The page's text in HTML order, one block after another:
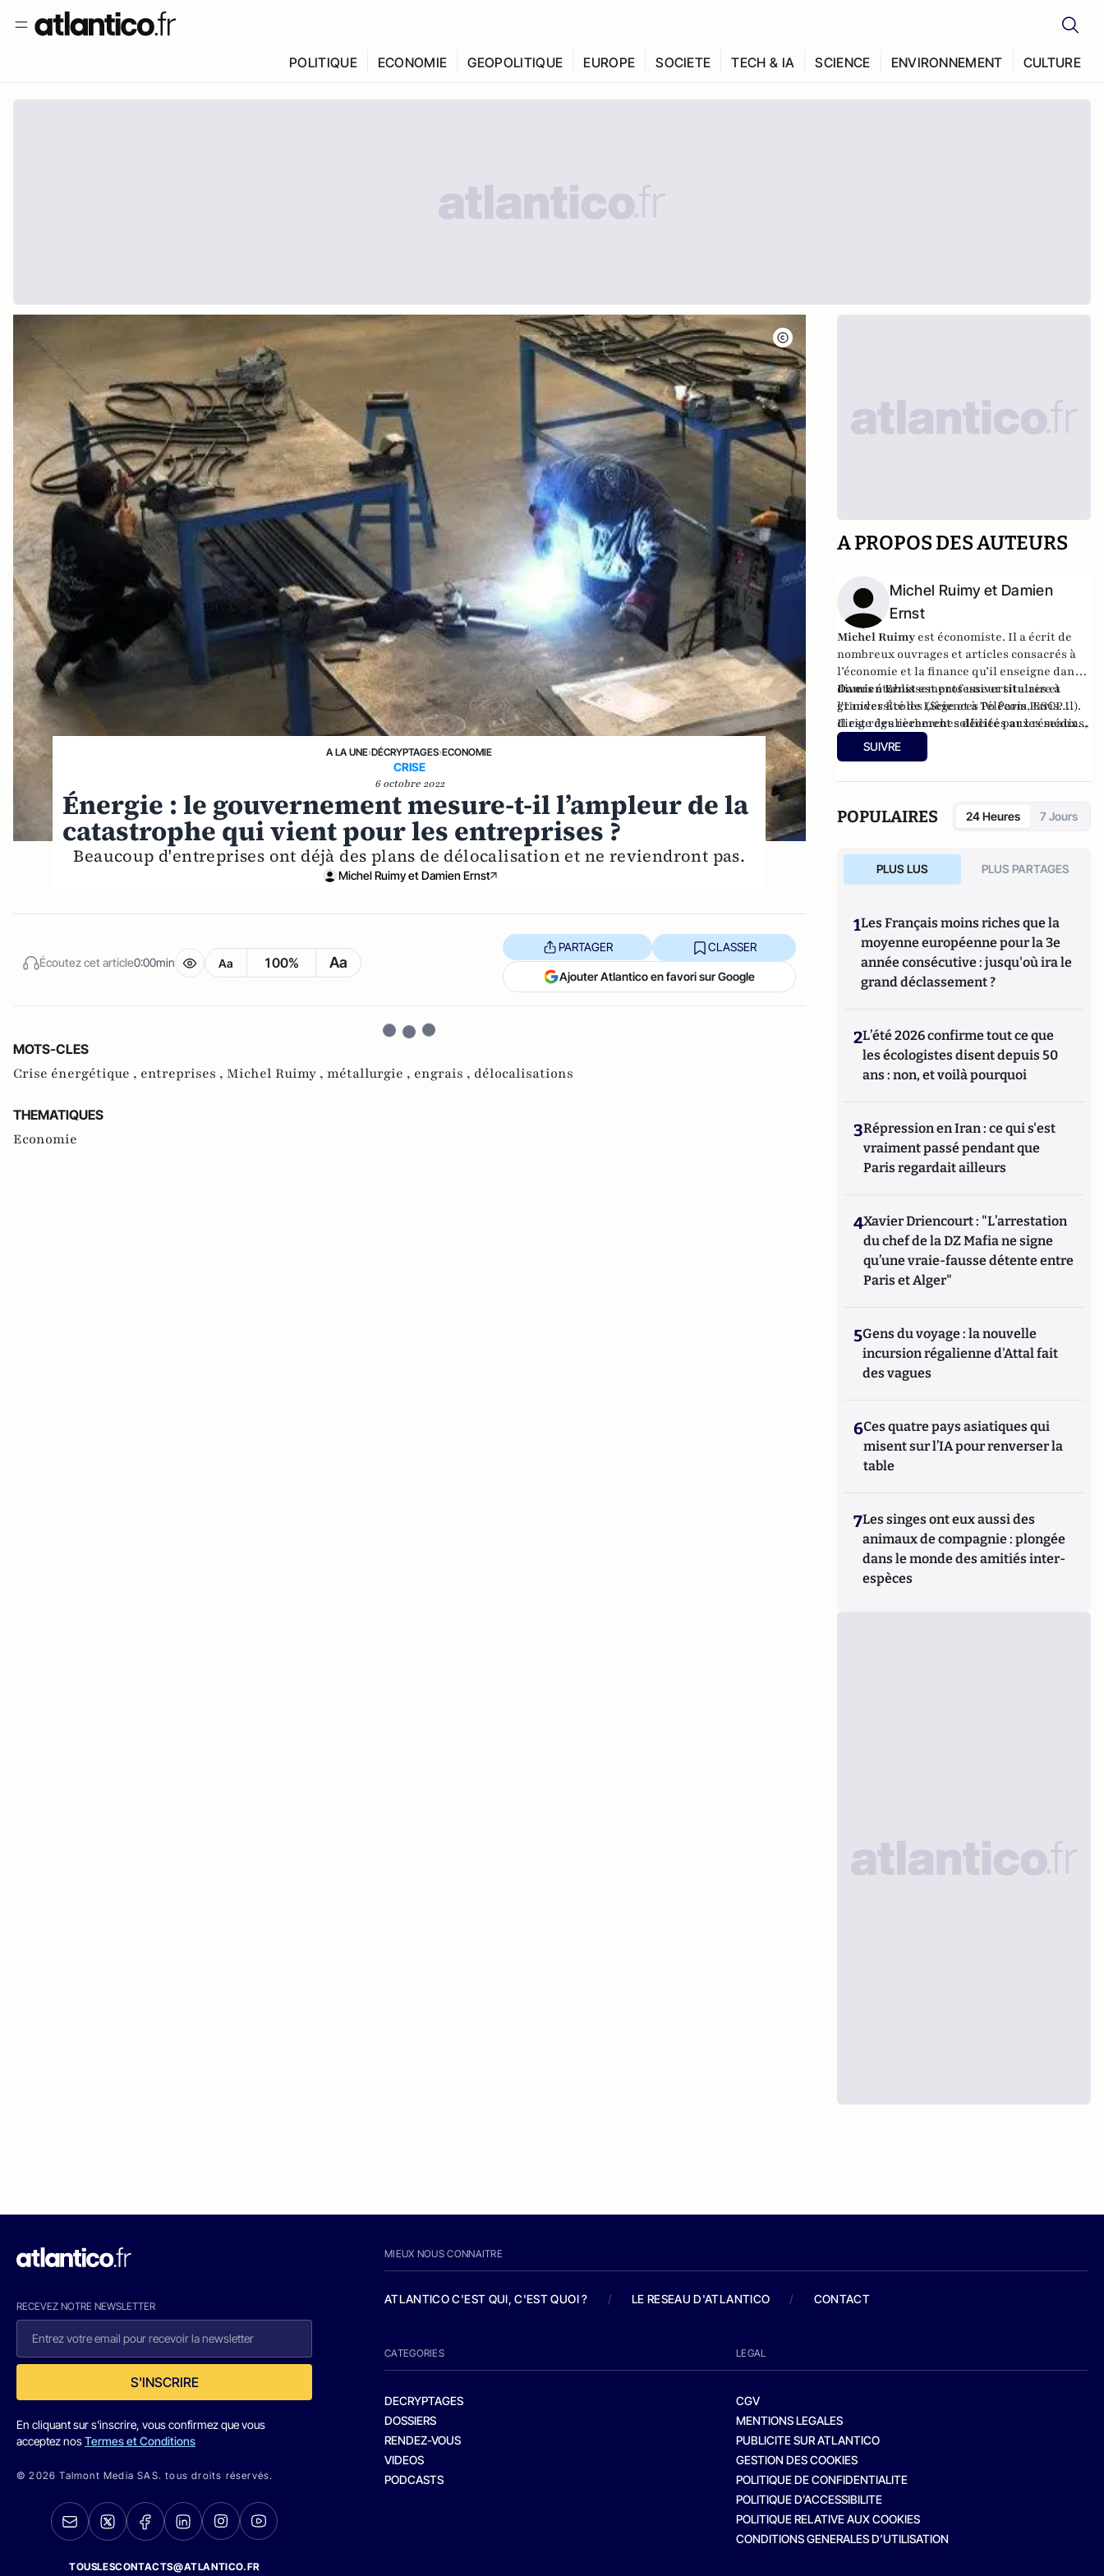
POLITIQUE ECONOMIE GEOPOLITIQUE EUROPE SOCIETE TECH & IA SCIENCE ENVIRONNEMENT CULTURE
A LA UNE›DÉCRYPTAGES›ECONOMIE
CRISE
6 octobre 2022
Énergie : le gouvernement mesure-t-il l’ampleur de la
catastrophe qui vient pour les entreprises ?
Beaucoup d'entreprises ont déjà des plans de délocalisation et ne reviendront pas.
Michel Ruimy et Damien Ernst
Écoutez cet article0:00min Aa 100% Aa
PARTAGER CLASSER
Ajouter Atlantico en favori sur Google
MOTS-CLES
Crise énergétique , entreprises , Michel Ruimy , métallurgie , engrais , délocalisations
THEMATIQUES
Economie
A PROPOS DES AUTEURS
Michel Ruimy et Damien
Ernst
Michel Ruimy est économiste. Il a écrit de
nombreux ouvrages et articles consacrés à
l’économie et la finance qu’il enseigne dans
divers établissements universitaires et
grandes Écoles (Sciences Po Paris, ESCP…).
Il est régulièrement sollicité par les médias,
tant télévisuels qu’écrits, pour son analyse
de la situation économique et financière.
et la macroéconomie.
Damien Ernstest professeur titulaire à
l'Université de Liège et à Télécom Paris. Il
dirige des recherches dédiées aux réseaux
électriques intelligents. Il intervient
régulièrement dans les médias sur les sujets
SUIVRE
POPULAIRES 24 Heures 7 Jours
PLUS LUS PLUS PARTAGES
1Les Français moins riches que la
moyenne européenne pour la 3e
année consécutive : jusqu'où ira le
grand déclassement ?
2L’été 2026 confirme tout ce que
les écologistes disent depuis 50
ans : non, et voilà pourquoi
3Répression en Iran : ce qui s'est
vraiment passé pendant que
Paris regardait ailleurs
4Xavier Driencourt : "L’arrestation
du chef de la DZ Mafia ne signe
qu’une vraie-fausse détente entre
Paris et Alger"
5Gens du voyage : la nouvelle
incursion régalienne d'Attal fait
des vagues
6Ces quatre pays asiatiques qui
misent sur l’IA pour renverser la
table
7Les singes ont eux aussi des
animaux de compagnie : plongée
dans le monde des amitiés inter-
espèces
RECEVEZ NOTRE NEWSLETTER
S'INSCRIRE
En cliquant sur s'inscrire, vous confirmez que vous
acceptez nosTermes et Conditions
© 2026 Talmont Media SAS. tous droits réservés.
TOUSLESCONTACTS@ATLANTICO.FR
MIEUX NOUS CONNAITRE
ATLANTICO C'EST QUI, C'EST QUOI ? / LE RESEAU D'ATLANTICO / CONTACT
CATEGORIES
DECRYPTAGES
DOSSIERS
RENDEZ-VOUS
VIDEOS
PODCASTS
LEGAL
CGV
MENTIONS LEGALES
PUBLICITE SUR ATLANTICO
GESTION DES COOKIES
POLITIQUE DE CONFIDENTIALITE
POLITIQUE D’ACCESSIBILITE
POLITIQUE RELATIVE AUX COOKIES
CONDITIONS GENERALES D’UTILISATION